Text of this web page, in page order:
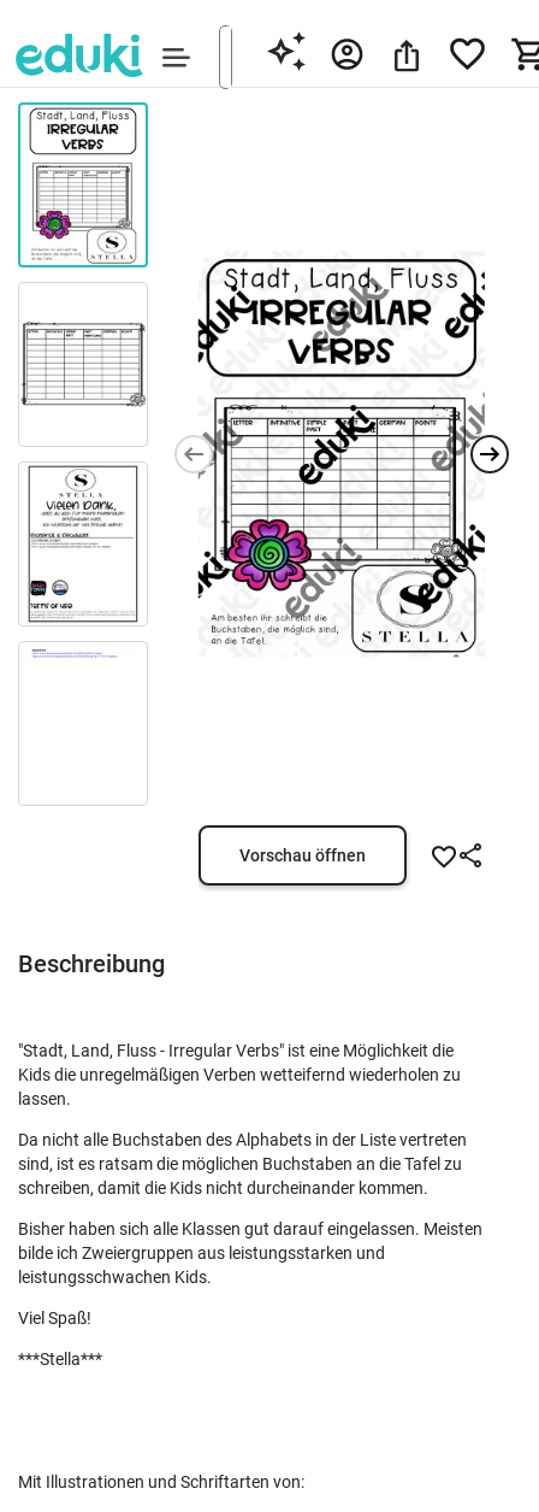
Vorschau öffnen
Beschreibung
"Stadt, Land, Fluss - Irregular Verbs" ist eine Möglichkeit die
Kids die unregelmäßigen Verben wetteifernd wiederholen zu
lassen.
Da nicht alle Buchstaben des Alphabets in der Liste vertreten
sind, ist es ratsam die möglichen Buchstaben an die Tafel zu
schreiben, damit die Kids nicht durcheinander kommen.
Bisher haben sich alle Klassen gut darauf eingelassen. Meisten
bilde ich Zweiergruppen aus leistungsstarken und
leistungsschwachen Kids.
Viel Spaß!
***Stella***
Mit Illustrationen und Schriftarten von: